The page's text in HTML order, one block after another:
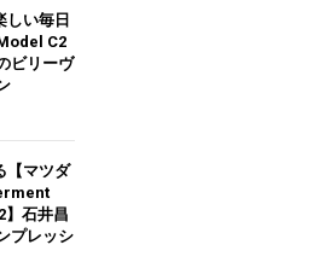
しい毎日
C2
ビリーヴ
【マツダ
石井昌
プレッシ